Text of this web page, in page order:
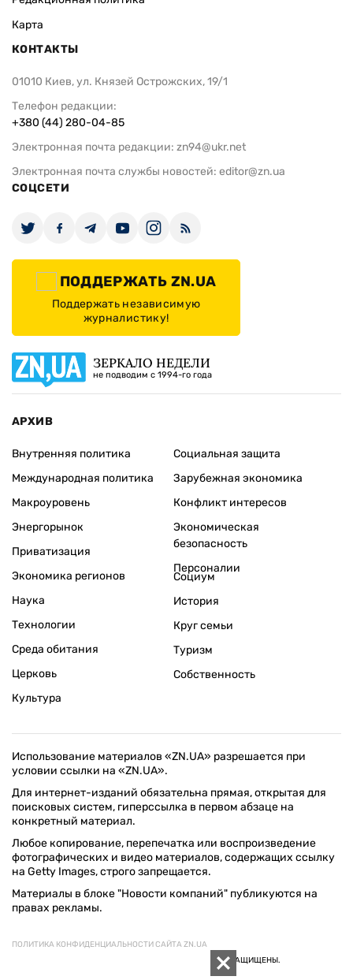
Карта
КОНТАКТЫ
01010 Киев, ул. Князей Острожских, 19/1
Телефон редакции:
+380 (44) 280-04-85
Электронная почта редакции: zn94@ukr.net
Электронная почта службы новостей: editor@zn.ua
СОЦСЕТИ
ПОДДЕРЖАТЬ ZN.UA
Поддержать независимую
журналистику!
ЗЕРКАЛО НЕДЕЛИ
не подводим с 1994-го года
АРХИВ
Внутренняя политика
Международная политика
Макроуровень
Энергорынок
Приватизация
Экономика регионов
Социальная защита
Зарубежная экономика
Конфликт интересов
Экономическая
безопасность
Персоналии
Наука
Технологии
Среда обитания
Церковь
Культура
Социум
История
Круг семьи
Туризм
Собственность
Использование материалов «ZN.UA» разрешается при
условии ссылки на «ZN.UA».
Для интернет-изданий обязательна прямая, открытая для
поисковых систем, гиперссылка в первом абзаце на
конкретный материал.
Любое копирование, перепечатка или воспроизведение
фотографических и видео материалов, содержащих ссылку
на Getty Images, строго запрещается.
Материалы в блоке "Новости компаний" публикуются на
правах рекламы.
ПОЛИТИКА КОНФИДЕНЦИАЛЬНОСТИ САЙТА ZN.UA
© 1994–2026 «ЗЕРКАЛО НЕДЕЛИ. УКРАИНА». ВСЕ ПРАВА ЗАЩИЩЕНЫ.